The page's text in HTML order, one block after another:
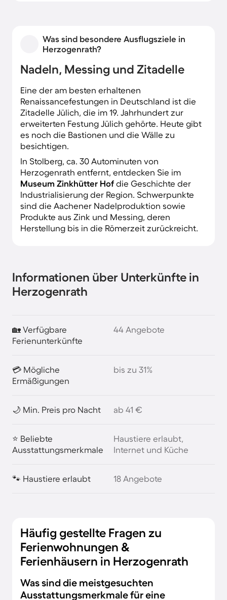
Was sind besondere Ausflugsziele in
Herzogenrath?
Nadeln, Messing und Zitadelle
Eine der am besten erhaltenen
Renaissancefestungen in Deutschland ist die
Zitadelle Jülich, die im 19. Jahrhundert zur
erweiterten Festung Jülich gehörte. Heute gibt
es noch die Bastionen und die Wälle zu
besichtigen.
In Stolberg, ca. 30 Autominuten von
Herzogenrath entfernt, entdecken Sie im
Museum Zinkhütter Hof die Geschichte der
Industrialisierung der Region. Schwerpunkte
sind die Aachener Nadelproduktion sowie
Produkte aus Zink und Messing, deren
Herstellung bis in die Römerzeit zurückreicht.
Informationen über Unterkünfte in
Herzogenrath
🏡 Verfügbare
Ferienunterkünfte
44 Angebote
💳 Mögliche
Ermäßigungen
bis zu 31%
🌙 Min. Preis pro Nacht ab 41 €
⭐ Beliebte
Ausstattungsmerkmale
Haustiere erlaubt,
Internet und Küche
🐾 Haustiere erlaubt 18 Angebote
Häufig gestellte Fragen zu
Ferienwohnungen &
Ferienhäusern in Herzogenrath
Was sind die meistgesuchten
Ausstattungsmerkmale für eine